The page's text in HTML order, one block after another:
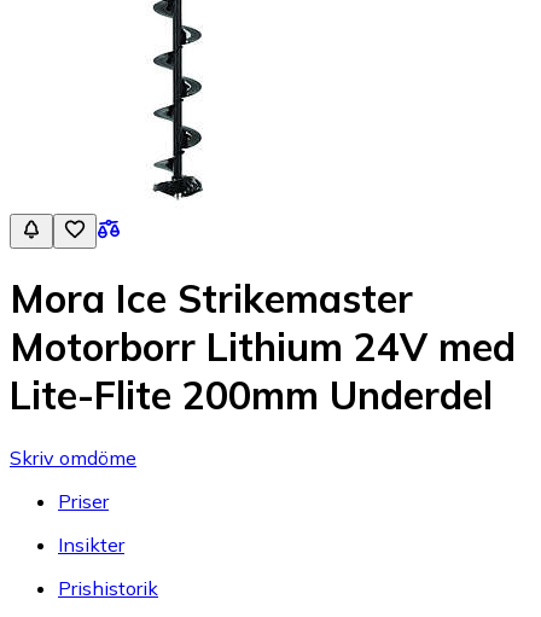
Mora Ice Strikemaster
Motorborr Lithium 24V med
Lite-Flite 200mm Underdel
Skriv omdöme
Priser
Insikter
Prishistorik